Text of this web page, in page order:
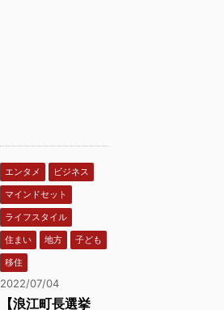
エンタメ
ビジネス
マインドセット
ライフスタイル
住まい
地方
子ども
移住
2022/07/04
【浪江町長選挙